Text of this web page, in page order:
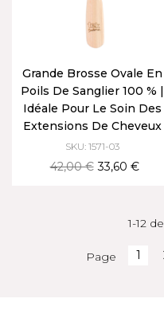
Grande Brosse Ovale En
Poils De Sanglier 100 % |
Idéale Pour Le Soin Des
Extensions De Cheveux
SKU: 1571-03
42,00 € 33,60 €
1-12
Page 1